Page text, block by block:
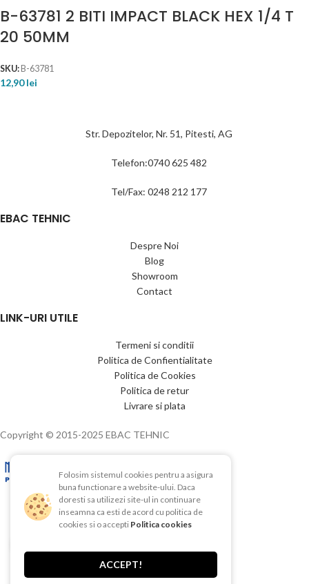
B-63781 2 BITI IMPACT BLACK HEX 1/4 T
20 50MM
SKU:B-63781
12,90lei
Str. Depozitelor, Nr. 51, Pitesti, AG
Telefon:0740 625 482
Tel/Fax: 0248 212 177
EBAC TEHNIC
Despre Noi
Blog
Showroom
Contact
LINK-URI UTILE
Termeni si conditii
Politica de Confientialitate
Politica de Cookies
Politica de retur
Livrare si plata
Copyright © 2015-2025 EBAC TEHNIC
Folosim sistemul cookies pentru a asigura
buna functionare a website-ului. Daca
doresti sa utilizezi site-ul in continuare
inseamna ca esti de acord cu politica de
cookies si o accepti Politica cookies
ACCEPT!